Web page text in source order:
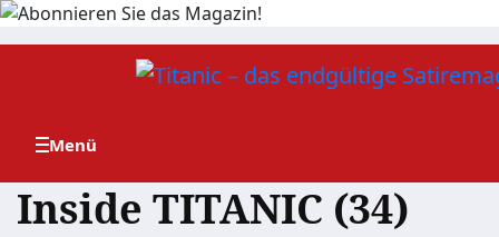
Zum
Inside TITANIC (34)